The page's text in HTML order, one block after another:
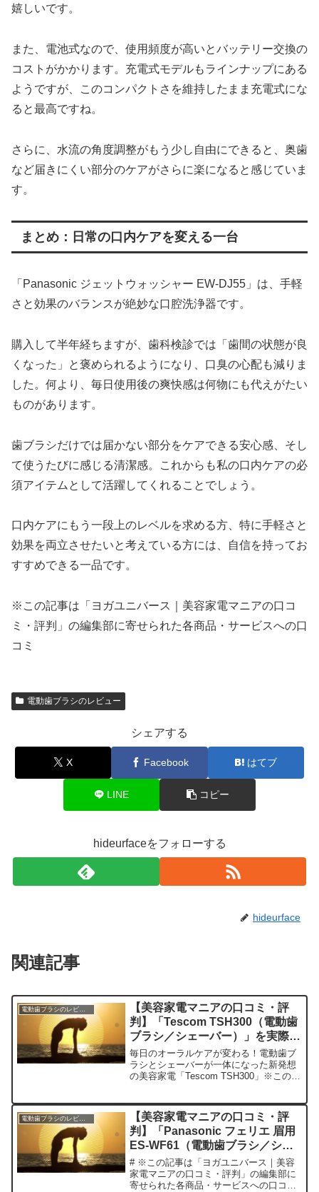
嬉しいです。
また、電池式なので、使用頻度が高いとバッテリー交換の
コストがかかります。充電式モデルもラインナップにある
ようですが、このコンパクトさを維持したまま充電式にな
ると最高ですね。
さらに、水流の角度調整がもう少し自由にできると、奥歯
など届きにくい部分のケアがさらに楽になると感じていま
す。
まとめ：日常の口内ケアを変える一台
「Panasonic ジェットウォッシャー EW-DJ55」は、手軽
さと効果のバランスが絶妙な口腔洗浄器です。
購入して半年経ちますが、歯科検診では「歯間の状態が良
くなった」と褒められるようになり、口臭の心配も減りま
した。何より、毎日使用後の爽快感は何物にも代えがたい
ものがあります。
歯ブラシだけでは届かない部分をケアできる安心感、そし
て使うたびに感じる清潔感。これからも私の口内ケアの必
須アイテムとして活躍してくれることでしょう。
口内ケアにもう一段上のレベルを求める方、特に手軽さと
効果を両立させたいと考えている方には、自信を持ってお
すすめできる一品です。
※この記事は「ヨガユニバース｜美容家電マニアの口コ
ミ・評判」の編集部に寄せられた各商品・サービスへの口
コミ
電動歯ブラシのレビュー
シェアする
X Facebook はてブ
LINE コピー
hideurfaceをフォローする
hideurface
関連記事
【美容家電マニアの口コミ・評
判】「Tescom TSH300（電動歯
ブラシ／シェーバー）」を実際に
使ってみた正直感想
毎日のオーラルケアが変わる！電動歯ブ
ラシとシェーバーが一体になった新発想
の美容家電「Tescom TSH300」※この記
各商品・サービスへの口コミ今日、編集
部が紹介した...
電動歯ブラシのレビュー
【美容家電マニアの口コミ・評
判】「Panasonic フェリエ 眉用
ES-WF61（電動歯ブラシ／シェ
ーバー）」を実際に使ってみた正
直感想
# ※この記事は「ヨガユニバース｜美容
家電マニアの口コミ・評判」の編集部に
寄せられた各商品・サービスへの口コミ